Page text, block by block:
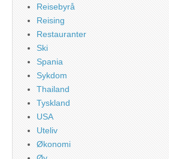
Reisebyrå
Reising
Restauranter
Ski
Spania
Sykdom
Thailand
Tyskland
USA
Uteliv
Økonomi